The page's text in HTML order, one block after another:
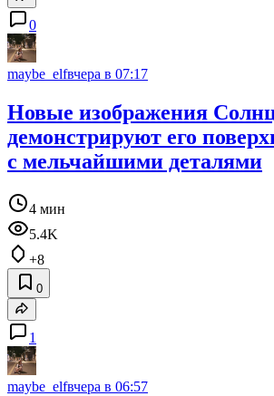
0
maybe_elfвчера в 07:17
Новые изображения
демонстрируют его
с мельчайшими деталями
4 мин
5.4K
+8
0
1
maybe_elfвчера в 06:57